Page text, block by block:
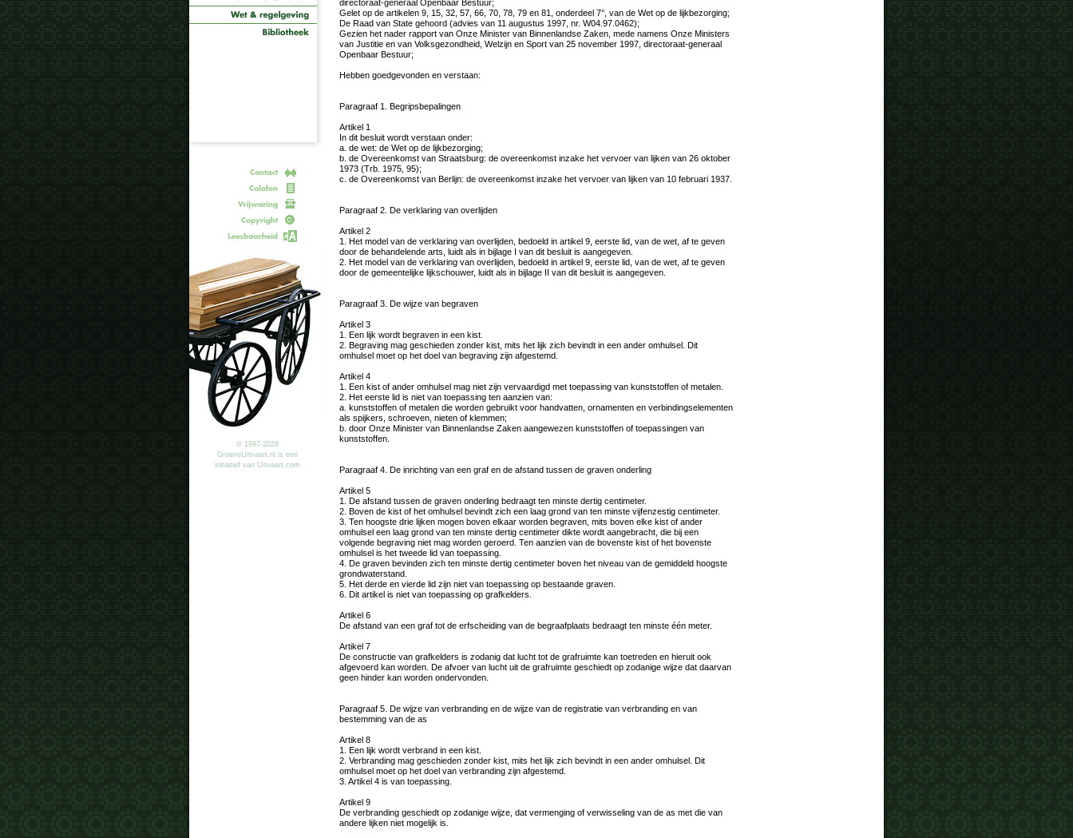
© 1997-2026
GroeneUitvaart.nl is een
initiatief van Uitvaart.com
directoraat-generaal Openbaar Bestuur;
Gelet op de artikelen 9, 15, 32, 57, 66, 70, 78, 79 en 81, onderdeel 7°, van de Wet op de lijkbezorging;
De Raad van State gehoord (advies van 11 augustus 1997, nr. W04.97.0462);
Gezien het nader rapport van Onze Minister van Binnenlandse Zaken, mede namens Onze Ministers
van Justitie en van Volksgezondheid, Welzijn en Sport van 25 november 1997, directoraat-generaal
Openbaar Bestuur;
Hebben goedgevonden en verstaan:
Paragraaf 1. Begripsbepalingen
Artikel 1
In dit besluit wordt verstaan onder:
a. de wet: de Wet op de lijkbezorging;
b. de Overeenkomst van Straatsburg: de overeenkomst inzake het vervoer van lijken van 26 oktober
1973 (Trb. 1975, 95);
c. de Overeenkomst van Berlijn: de overeenkomst inzake het vervoer van lijken van 10 februari 1937.
Paragraaf 2. De verklaring van overlijden
Artikel 2
1. Het model van de verklaring van overlijden, bedoeld in artikel 9, eerste lid, van de wet, af te geven
door de behandelende arts, luidt als in bijlage I van dit besluit is aangegeven.
2. Het model van de verklaring van overlijden, bedoeld in artikel 9, eerste lid, van de wet, af te geven
door de gemeentelijke lijkschouwer, luidt als in bijlage II van dit besluit is aangegeven.
Paragraaf 3. De wijze van begraven
Artikel 3
1. Een lijk wordt begraven in een kist.
2. Begraving mag geschieden zonder kist, mits het lijk zich bevindt in een ander omhulsel. Dit
omhulsel moet op het doel van begraving zijn afgestemd.
Artikel 4
1. Een kist of ander omhulsel mag niet zijn vervaardigd met toepassing van kunststoffen of metalen.
2. Het eerste lid is niet van toepassing ten aanzien van:
a. kunststoffen of metalen die worden gebruikt voor handvatten, ornamenten en verbindingselementen
als spijkers, schroeven, nieten of klemmen;
b. door Onze Minister van Binnenlandse Zaken aangewezen kunststoffen of toepassingen van
kunststoffen.
Paragraaf 4. De inrichting van een graf en de afstand tussen de graven onderling
Artikel 5
1. De afstand tussen de graven onderling bedraagt ten minste dertig centimeter.
2. Boven de kist of het omhulsel bevindt zich een laag grond van ten minste vijfenzestig centimeter.
3. Ten hoogste drie lijken mogen boven elkaar worden begraven, mits boven elke kist of ander
omhulsel een laag grond van ten minste dertig centimeter dikte wordt aangebracht, die bij een
volgende begraving niet mag worden geroerd. Ten aanzien van de bovenste kist of het bovenste
omhulsel is het tweede lid van toepassing.
4. De graven bevinden zich ten minste dertig centimeter boven het niveau van de gemiddeld hoogste
grondwaterstand.
5. Het derde en vierde lid zijn niet van toepassing op bestaande graven.
6. Dit artikel is niet van toepassing op grafkelders.
Artikel 6
De afstand van een graf tot de erfscheiding van de begraafplaats bedraagt ten minste één meter.
Artikel 7
De constructie van grafkelders is zodanig dat lucht tot de grafruimte kan toetreden en hieruit ook
afgevoerd kan worden. De afvoer van lucht uit de grafruimte geschiedt op zodanige wijze dat daarvan
geen hinder kan worden ondervonden.
Paragraaf 5. De wijze van verbranding en de wijze van de registratie van verbranding en van
bestemming van de as
Artikel 8
1. Een lijk wordt verbrand in een kist.
2. Verbranding mag geschieden zonder kist, mits het lijk zich bevindt in een ander omhulsel. Dit
omhulsel moet op het doel van verbranding zijn afgestemd.
3. Artikel 4 is van toepassing.
Artikel 9
De verbranding geschiedt op zodanige wijze, dat vermenging of verwisseling van de as met die van
andere lijken niet mogelijk is.